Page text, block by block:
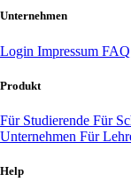
Unternehmen
Login Impressum FAQ
Produkt
Für Studierende Für
Unternehmen Für
Help